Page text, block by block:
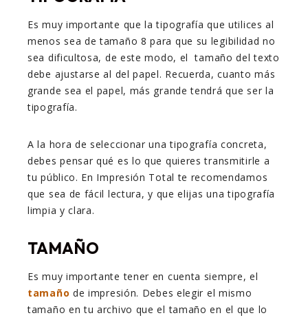
Es muy importante que la tipografía que utilices al
menos sea de tamaño 8 para que su legibilidad no
sea dificultosa, de este modo, el tamaño del texto
debe ajustarse al del papel. Recuerda, cuanto más
grande sea el papel, más grande tendrá que ser la
tipografía.
A la hora de seleccionar una tipografía concreta,
debes pensar qué es lo que quieres transmitirle a
tu público. En Impresión Total te recomendamos
que sea de fácil lectura, y que elijas una tipografía
limpia y clara.
TAMAÑO
Es muy importante tener en cuenta siempre, el
tamaño de impresión. Debes elegir el mismo
tamaño en tu archivo que el tamaño en el que lo